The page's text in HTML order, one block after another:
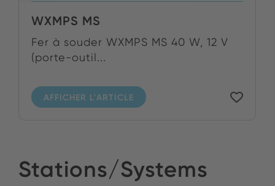
WXMPS MS
Fer à souder WXMPS MS 40 W, 12 V
(porte-outil...
AFFICHER L'ARTICLE
Stations/Systems